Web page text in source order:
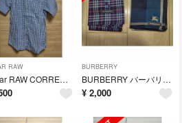
RAW
G-Star RAW CORRECT LINE ジースター ロゥ 半袖シャツ
BURBERRY
BURBERRY バーバリー ハンカチ2点セット(新品・未使用)
¥ 2,000